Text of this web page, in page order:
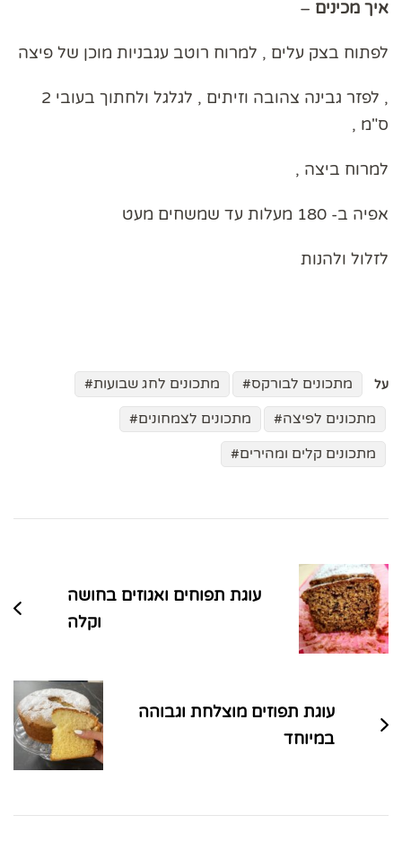
איך מכינים –
לפתוח בצק עלים , למרוח רוטב עגבניות מוכן של פיצה
, לפזר גבינה צהובה וזיתים , לגלגל ולחתוך בעובי 2
ס"מ ,
למרוח ביצה ,
אפיה ב- 180 מעלות עד שמשחים מעט
לזלול ולהנות
על מתכונים לבורקס
מתכונים לחג שבועות
מתכונים לפיצה
מתכונים לצמחונים
מתכונים קלים ומהירים
בפוסטים
עוגת תפוחים ואגוזים בחושה
וקלה
עוגת תפוזים מוצלחת וגבוהה
במיוחד